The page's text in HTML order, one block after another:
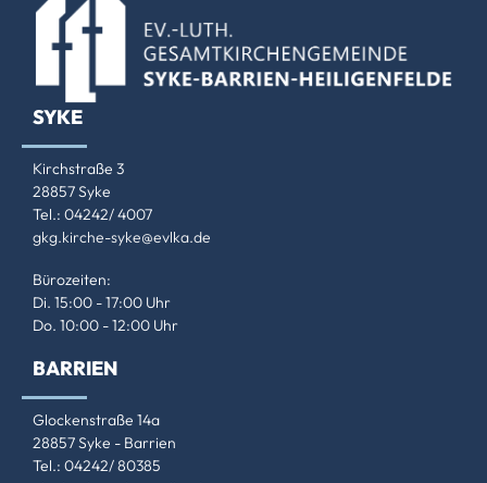
SYKE
Kirchstraße 3
28857 Syke
Tel.: 04242/ 4007
gkg.kirche-syke@evlka.de
Bürozeiten:
Di. 15:00 - 17:00 Uhr
Do. 10:00 - 12:00 Uhr
BARRIEN
Glockenstraße 14a
28857 Syke - Barrien
Tel.: 04242/ 80385